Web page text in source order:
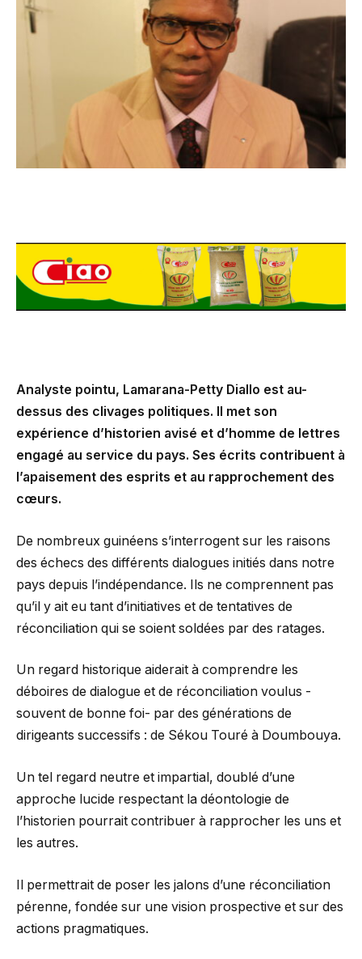
Analyste pointu, Lamarana-Petty Diallo est au-
dessus des clivages politiques. Il met son
expérience d’historien avisé et d’homme de lettres
engagé au service du pays. Ses écrits contribuent à
l’apaisement des esprits et au rapprochement des
cœurs.
De nombreux guinéens s’interrogent sur les raisons
des échecs des différents dialogues initiés dans notre
pays depuis l’indépendance. Ils ne comprennent pas
qu’il y ait eu tant d’initiatives et de tentatives de
réconciliation qui se soient soldées par des ratages.
Un regard historique aiderait à comprendre les
déboires de dialogue et de réconciliation voulus -
souvent de bonne foi- par des générations de
dirigeants successifs : de Sékou Touré à Doumbouya.
Un tel regard neutre et impartial, doublé d’une
approche lucide respectant la déontologie de
l’historien pourrait contribuer à rapprocher les uns et
les autres.
Il permettrait de poser les jalons d’une réconciliation
pérenne, fondée sur une vision prospective et sur des
actions pragmatiques.